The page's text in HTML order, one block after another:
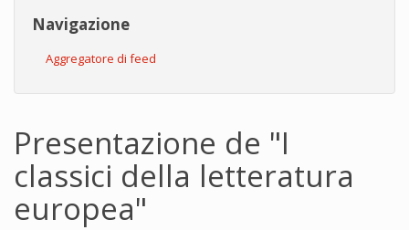
Navigazione
Aggregatore di feed
Presentazione de "I
classici della letteratura
europea"